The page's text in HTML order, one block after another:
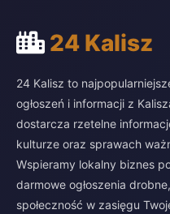
24 Kalisz
24 Kalisz to
ogłoszeń i informacji z
dostarcza rzetelne
kulturze oraz sprawach
Wspieramy lokalny biznes
darmowe ogłoszenia
społeczność w zasięgu